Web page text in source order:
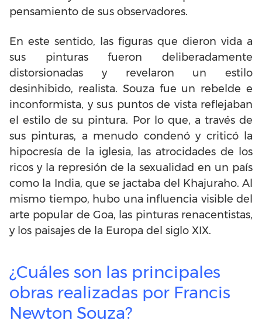
pensamiento de sus observadores.
En este sentido, las figuras que dieron vida a
sus pinturas fueron deliberadamente
distorsionadas y revelaron un estilo
desinhibido, realista. Souza fue un rebelde e
inconformista, y sus puntos de vista reflejaban
el estilo de su pintura. Por lo que, a través de
sus pinturas, a menudo condenó y criticó la
hipocresía de la iglesia, las atrocidades de los
ricos y la represión de la sexualidad en un país
como la India, que se jactaba del Khajuraho. Al
mismo tiempo, hubo una influencia visible del
arte popular de Goa, las pinturas renacentistas,
y los paisajes de la Europa del siglo XIX.
¿Cuáles son las principales
obras realizadas por Francis
Newton Souza?